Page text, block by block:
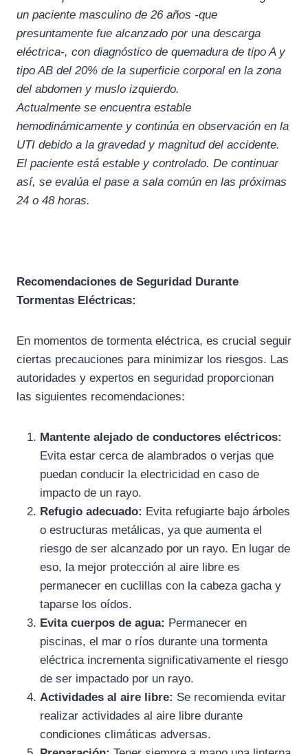
un paciente masculino de 26 años -que
presuntamente fue alcanzado por una descarga
eléctrica-, con diagnóstico de quemadura de tipo A y
tipo AB del 20% de la superficie corporal en la zona
del abdomen y muslo izquierdo.
Actualmente se encuentra estable
hemodinámicamente y continúa en observación en la
UTI debido a la gravedad y magnitud del accidente.
El paciente está estable y controlado. De continuar
así, se evalúa el pase a sala común en las próximas
24 o 48 horas.
Recomendaciones de Seguridad Durante
Tormentas Eléctricas:
En momentos de tormenta eléctrica, es crucial seguir
ciertas precauciones para minimizar los riesgos. Las
autoridades y expertos en seguridad proporcionan
las siguientes recomendaciones:
Mantente alejado de conductores eléctricos:
Evita estar cerca de alambrados o verjas que
puedan conducir la electricidad en caso de
impacto de un rayo.
Refugio adecuado: Evita refugiarte bajo árboles
o estructuras metálicas, ya que aumenta el
riesgo de ser alcanzado por un rayo. En lugar de
eso, la mejor protección al aire libre es
permanecer en cuclillas con la cabeza gacha y
taparse los oídos.
Evita cuerpos de agua: Permanecer en
piscinas, el mar o ríos durante una tormenta
eléctrica incrementa significativamente el riesgo
de ser impactado por un rayo.
Actividades al aire libre: Se recomienda evitar
realizar actividades al aire libre durante
condiciones climáticas adversas.